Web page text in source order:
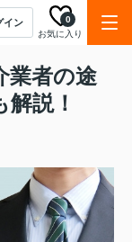
イン
お気に入り
0
業者の途
説！